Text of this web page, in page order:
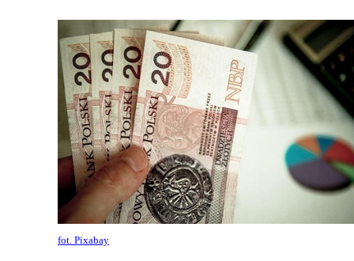
fot. Pixabay